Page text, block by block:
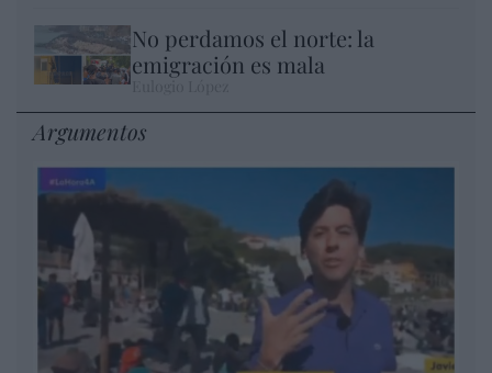
No perdamos el norte: la
emigración es mala
Argumentos